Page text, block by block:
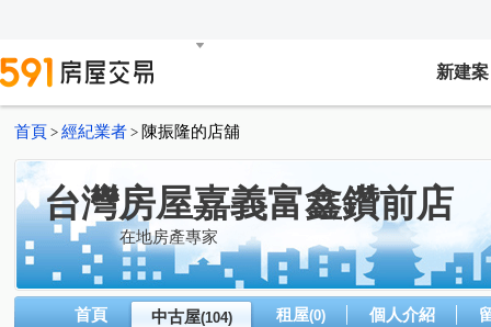
新建案
首頁 > 經紀業者 > 陳振隆的店舖
台灣房屋嘉義富鑫鑽前店
在地房產專家
首頁 中古屋(104) 租屋(0) 個人介紹